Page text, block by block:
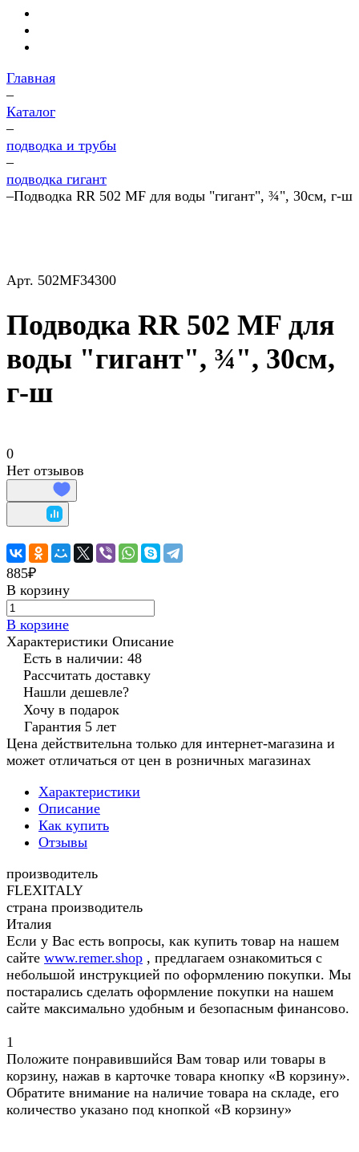
Главная
–
Каталог
–
подводка и трубы
–
подводка гигант
–Подводка RR 502 MF для воды "гигант", ¾", 30см, г-ш
Арт. 502MF34300
Подводка RR 502 MF для
воды "гигант", ¾", 30см,
г-ш
0
Нет отзывов
885₽
В корзину
В корзине
Характеристики Описание
Есть в наличии: 48
Рассчитать доставку
Нашли дешевле?
Хочу в подарок
Гарантия 5 лет
Цена действительна только для интернет-магазина и
может отличаться от цен в розничных магазинах
Характеристики
Описание
Как купить
Отзывы
производитель
FLEXITALY
страна производитель
Италия
Если у Вас есть вопросы, как купить товар на нашем
сайте www.remer.shop , предлагаем ознакомиться с
небольшой инструкцией по оформлению покупки. Мы
постарались сделать оформление покупки на нашем
сайте максимально удобным и безопасным финансово.
1
Положите понравившийся Вам товар или товары в
корзину, нажав в карточке товара кнопку «В корзину».
Обратите внимание на наличие товара на складе, его
количество указано под кнопкой «В корзину»